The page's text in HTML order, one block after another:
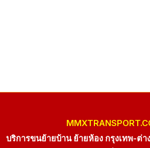
บริการขนย้ายบ้าน ย้ายห้อง กรุงเทพ-ต่